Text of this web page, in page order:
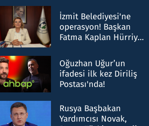
Milyar liralık para
trafiği tespit edildi
İzmit Belediyesi'ne
operasyon! Başkan
Fatma Kaplan Hürriyet
Oğuzhan Uğur’un
ifadesi ilk kez Diriliş
Postası'nda!
Rusya Başbakan
Yardımcısı Novak,